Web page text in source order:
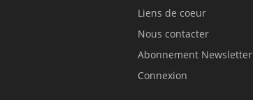
Liens de coeur
Nous contacter
Abonnement Newsletter
Connexion